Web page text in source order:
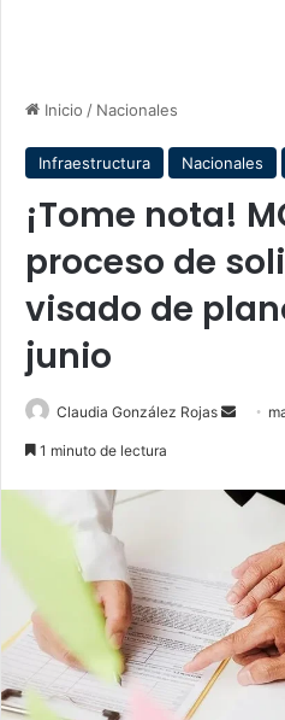
Inicio / Nacionales
Infraestructura Nacionales
¡Tome nota!
proceso de
visado de
junio
Claudia González Rojas
Send
1 minuto de lectura